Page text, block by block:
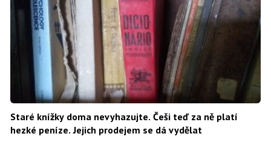
Staré knížky doma nevyhazujte. Češi teď za ně platí
hezké peníze. Jejich prodejem se dá vydělat